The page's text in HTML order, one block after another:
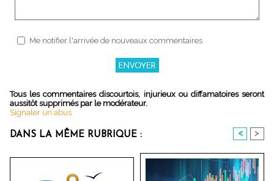
Me notifier l'arrivée de nouveaux commentaires
Tous les commentaires discourtois, injurieux ou diffamatoires seront
aussitôt supprimés par le modérateur.
Signaler un abus
DANS LA MÊME RUBRIQUE : < >